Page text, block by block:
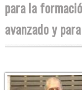
para la
avanzado y